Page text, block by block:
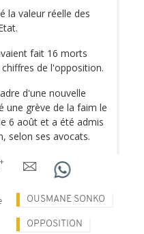
la valeur réelle des
fait 16 morts
de l'opposition.
d'une nouvelle
une grève de la faim le
6 août et a été admis
selon ses avocats.
OUSMANE SONKO
OPPOSITION